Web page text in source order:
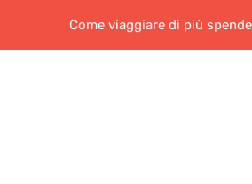
Come viaggiare di più